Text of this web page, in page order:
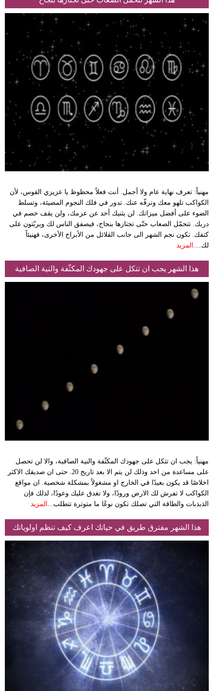
مهنياً: تعرف نهاية عام ولا أجمل. أنت فعلاً محظوظ يا عزيزي القوس، لأن
الكواكب تلهو معك وترفّه عنك. تدور في فلك النجوم المضيئة، وتسلط
الضوء على أفضل ميزاتك. لن يثنيك أحد عن عزمك، ولن يقف خصم في
دربك. تتحمّل الصعاب حتّى تجتازها بنجاح، فيصفق الناس لك ويربّتون على
كتفك. تكون نجم الشهر الى جانب القلائل من الأبراح الأخرى، فهنيئاً
لك.... المزيد
هذا الشهر يجب ان تتكل على جهودك المكثّفة والنية الصافية
مهنياً: يجب ان تتكل على جهودك المكثّفة والنية الصافية، والا لن تحصل
على مساعدة من احد وذلك لن يتم الا بعد تاريح 20. حتى ان صديقك الاكثر
اخلاصًا قد يكون بعيدًا في الخارج او مشغولاً بمشكلة شخصية. ان مواقع
الكواكب لا تفرش لك الارض ورودًا، ولا تغدق عليك وعودًا، لذلك فإن
الذبذبات والطاقة التي تصلك تكون نوعًا ما متوترة تتطلب...
المزيد
هذا الشهر مفترق طريق في حياتك اعرف كيف تنظم اولوياتك